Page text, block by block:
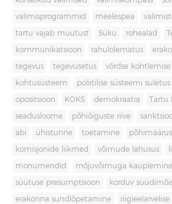
valimisprogrammid meelespea
tartu vajab muutust Süku rohealad
kommunikatsioon rahulolematus
tegevus tegevusetus võrdse
kohtusüsteem poliitilise süsteemi suletus
opositsioon KOKS demokraatia Tartu
seadusloome põhiõiguste riive
abi ühistunne toetamine
komisjonide liikmed võimude lahusus
monumendid mõjuvõimuga kauplemine
süütuse presumptsioon korduv
erakonna sundlõpetamine